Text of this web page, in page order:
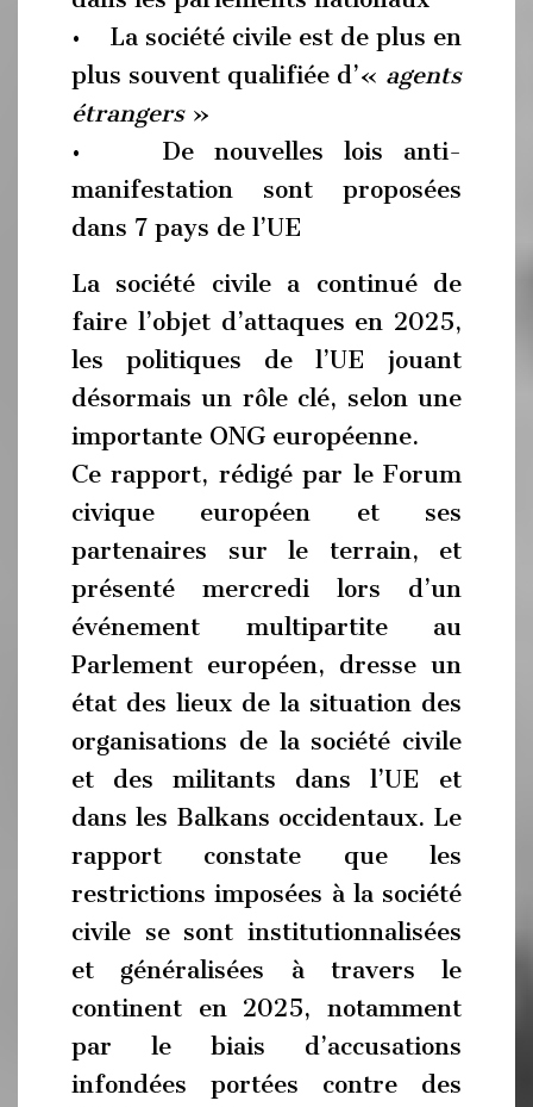
• La société civile est de plus en
plus souvent qualifiée d’« agents
étrangers»
• De nouvelles lois anti-
manifestation sont proposées
dans 7 pays de l’UE
La société civile a continué de
faire l’objet d’attaques en 2025,
les politiques de l’UE jouant
désormais un rôle clé, selon une
importante ONG européenne.
Ce rapport, rédigé par le Forum
civique européen et ses
partenaires sur le terrain, et
présenté mercredi lors d’un
événement multipartite au
Parlement européen, dresse un
état des lieux de la situation des
organisations de la société civile
et des militants dans l’UE et
dans les Balkans occidentaux. Le
rapport constate que les
restrictions imposées à la société
civile se sont institutionnalisées
et généralisées à travers le
continent en 2025, notamment
par le biais d’accusations
infondées portées contre des